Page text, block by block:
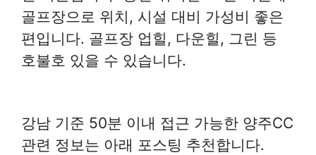
골프장으로 위치, 시설 대비 가성비 좋은
편입니다. 골프장 업힐, 다운힐, 그린 등
호불호 있을 수 있습니다.
강남 기준 50분 이내 접근 가능한 양주CC
관련 정보는 아래 포스팅 추천합니다.